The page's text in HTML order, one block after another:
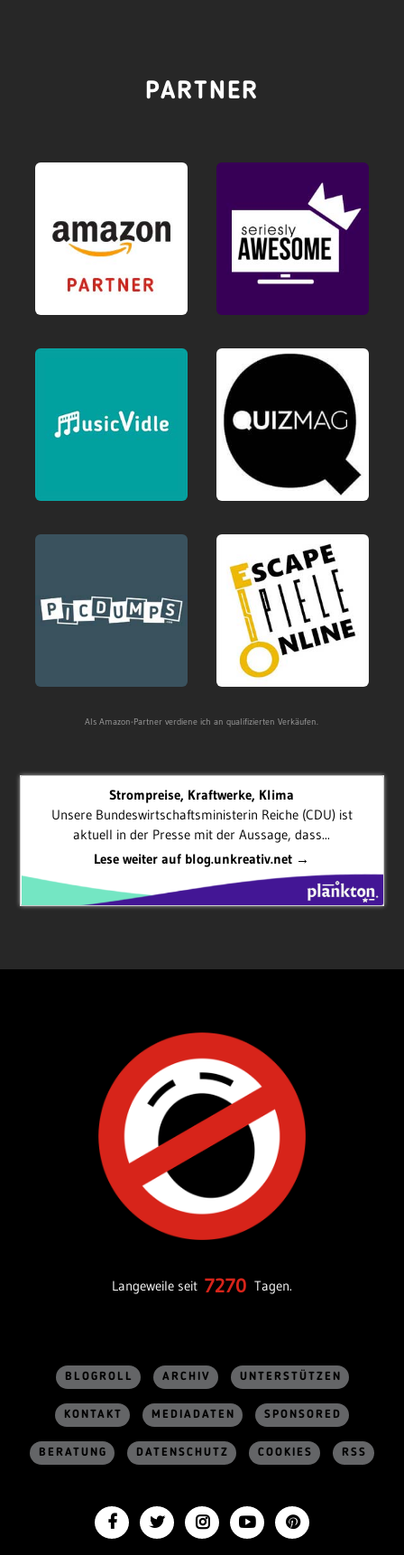
PARTNER
Als Amazon-Partner verdiene ich an qualifizierten Verkäufen.
Strompreise, Kraftwerke, Klima
Unsere Bundeswirtschaftsministerin Reiche (CDU) ist
aktuell in der Presse mit der Aussage, dass...
Lese weiter auf blog.unkreativ.net →
Langeweile seit 7270 Tagen.
BLOGROLL ARCHIV UNTERSTÜTZEN
KONTAKT MEDIADATEN SPONSORED
BERATUNG DATENSCHUTZ COOKIES RSS